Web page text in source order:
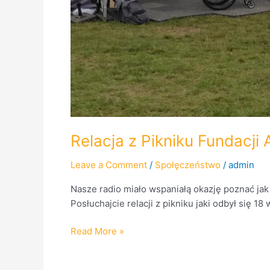
Relacja z Pikniku Fundacji
Leave a Comment / Społęczeństwo / admin
Nasze radio miało wspaniałą okazję poznać
Posłuchajcie relacji z pikniku jaki odbył się
Read More »